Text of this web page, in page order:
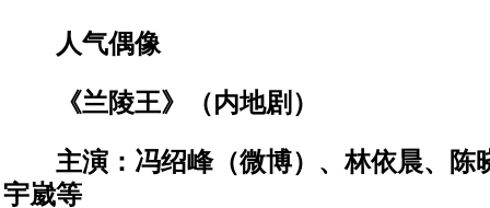
人气偶像
《兰陵王》（内地剧）
主演：冯绍峰（微博）、林依晨、陈
宇崴等